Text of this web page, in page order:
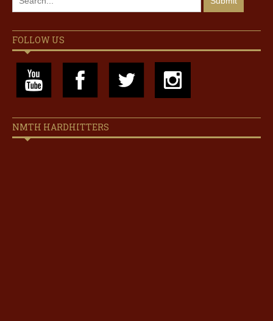
FOLLOW US
NMTH HARDHITTERS